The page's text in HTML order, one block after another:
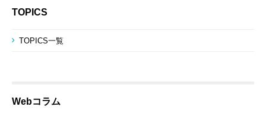
TOPICS
TOPICS一覧
Webコラム